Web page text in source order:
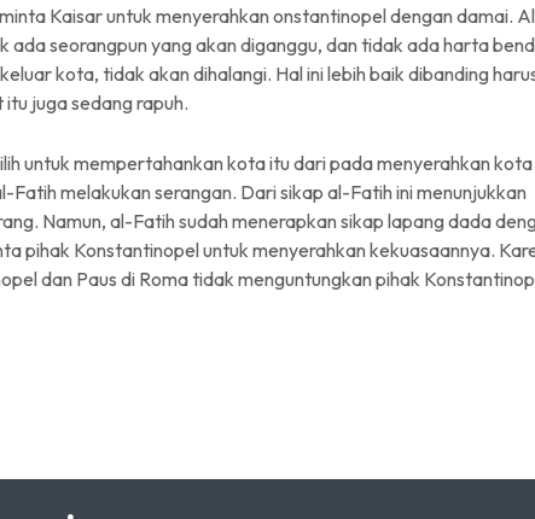
Kaisar untuk menyerahkan onstantinopel dengan damai.
seorangpun yang akan diganggu, dan tidak ada harta
kota, tidak akan dihalangi. Hal ini lebih baik dibanding
juga sedang rapuh.
untuk mempertahankan kota itu dari pada menyerahkan kota
melakukan serangan. Dari sikap al-Fatih ini menunjukkan
Namun, al-Fatih sudah menerapkan sikap lapang dada
pihak Konstantinopel untuk menyerahkan kekuasaannya.
dan Paus di Roma tidak menguntungkan pihak